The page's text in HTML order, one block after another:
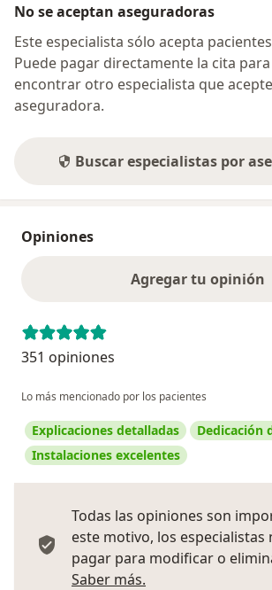
No se aceptan aseguradoras
Este especialista sólo acepta
Puede pagar directamente la cita
encontrar otro especialista que
aseguradora.
Buscar especialistas por
Opiniones
Agregar tu opinión
351 opiniones
Lo más mencionado por los pacientes
Explicaciones detalladas
Dedicación
Instalaciones excelentes
Todas las opiniones son
este motivo, los especialistas
pagar para modificar o
Saber más.